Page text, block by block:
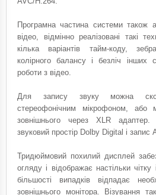
Програмна частина системи також
відео, відмінно реалізовані такі
кілька варіантів тайм-коду,
колірного балансу і безліч інших
роботи з відео.
Для запису звуку можна
стереофонічним мікрофоном, або
зовнішнього через XLR адаптер.
звуковий простір Dolby Digital і запис
Тридюймовий похилий дисплей
огляду і відображає настільки
більшості випадків відпадає
зовнішнього монітора. Візування